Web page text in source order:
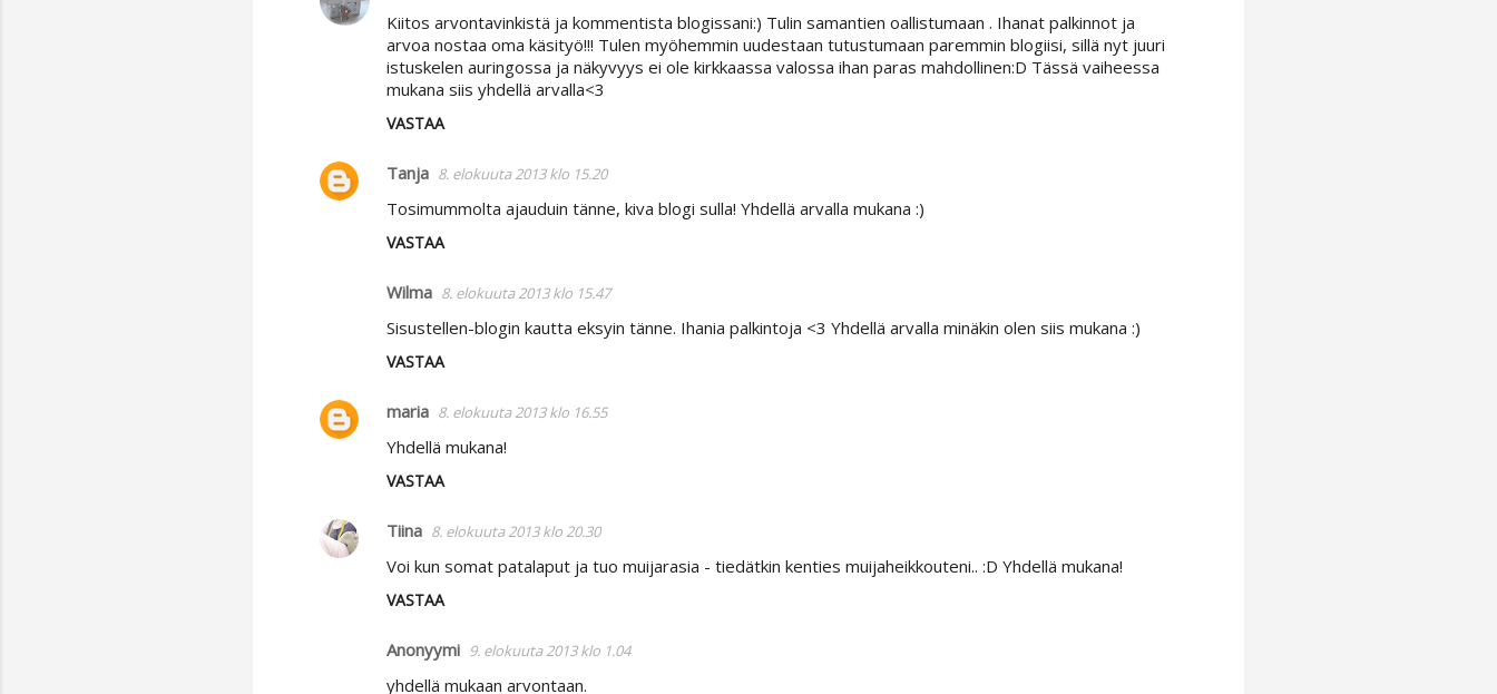
Kiitos arvontavinkistä ja kommentista blogissani:) Tulin samantien oallistumaan . Ihanat palkinnot ja
arvoa nostaa oma käsityö!!! Tulen myöhemmin uudestaan tutustumaan paremmin blogiisi, sillä nyt juuri
istuskelen auringossa ja näkyvyys ei ole kirkkaassa valossa ihan paras mahdollinen:D Tässä vaiheessa
mukana siis yhdellä arvalla<3
VASTAA
Tanja 8. elokuuta 2013 klo 15.20
Tosimummolta ajauduin tänne, kiva blogi sulla! Yhdellä arvalla mukana :)
VASTAA
Wilma 8. elokuuta 2013 klo 15.47
Sisustellen-blogin kautta eksyin tänne. Ihania palkintoja <3 Yhdellä arvalla minäkin olen siis mukana :)
VASTAA
maria 8. elokuuta 2013 klo 16.55
Yhdellä mukana!
VASTAA
Tiina 8. elokuuta 2013 klo 20.30
Voi kun somat patalaput ja tuo muijarasia - tiedätkin kenties muijaheikkouteni.. :D Yhdellä mukana!
VASTAA
Anonyymi 9. elokuuta 2013 klo 1.04
yhdellä mukaan arvontaan.